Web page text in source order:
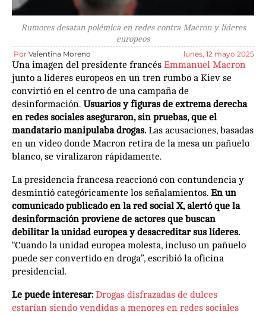
Rumores desatan polémica en redes contra Macron y líderes
europeos
Por Valentina Moreno lunes, 12 mayo 2025
Una imagen del presidente francés Emmanuel Macron
junto a líderes europeos en un tren rumbo a Kiev se
convirtió en el centro de una campaña de
desinformación. Usuarios y figuras de extrema derecha
en redes sociales aseguraron, sin pruebas, que el
mandatario manipulaba drogas. Las acusaciones, basadas
en un video donde Macron retira de la mesa un pañuelo
blanco, se viralizaron rápidamente.
La presidencia francesa reaccionó con contundencia y
desmintió categóricamente los señalamientos. En un
comunicado publicado en la red social X, alertó que la
desinformación proviene de actores que buscan
debilitar la unidad europea y desacreditar sus líderes.
“Cuando la unidad europea molesta, incluso un pañuelo
puede ser convertido en droga”, escribió la oficina
presidencial.
Le puede interesar: Drogas disfrazadas de dulces
estarían siendo vendidas a menores en redes sociales